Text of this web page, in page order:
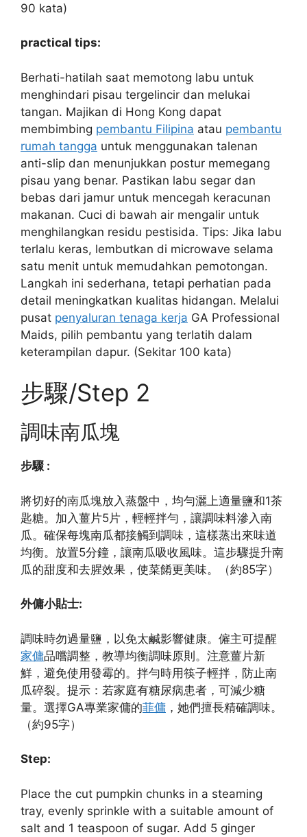
90 kata)
practical tips:
Berhati-hatilah saat memotong labu untuk
menghindari pisau tergelincir dan melukai
tangan. Majikan di Hong Kong dapat
membimbing pembantu Filipina atau pembantu
rumah tangga untuk menggunakan talenan
anti-slip dan menunjukkan postur memegang
pisau yang benar. Pastikan labu segar dan
bebas dari jamur untuk mencegah keracunan
makanan. Cuci di bawah air mengalir untuk
menghilangkan residu pestisida. Tips: Jika labu
terlalu keras, lembutkan di microwave selama
satu menit untuk memudahkan pemotongan.
Langkah ini sederhana, tetapi perhatian pada
detail meningkatkan kualitas hidangan. Melalui
pusat penyaluran tenaga kerja GA Professional
Maids, pilih pembantu yang terlatih dalam
keterampilan dapur. (Sekitar 100 kata)
步驟/Step 2
調味南瓜塊
步驟 :
將切好的南瓜塊放入蒸盤中，均勻灑上適量鹽和1茶
匙糖。加入薑片5片，輕輕拌勻，讓調味料滲入南
瓜。確保每塊南瓜都接觸到調味，這樣蒸出來味道
均衡。放置5分鐘，讓南瓜吸收風味。這步驟提升南
瓜的甜度和去腥效果，使菜餚更美味。（約85字）
外傭小貼士:
調味時勿過量鹽，以免太鹹影響健康。僱主可提醒
家傭品嚐調整，教導均衡調味原則。注意薑片新
鮮，避免使用發霉的。拌勻時用筷子輕拌，防止南
瓜碎裂。提示：若家庭有糖尿病患者，可減少糖
量。選擇GA專業家傭的菲傭 ，她們擅長精確調味。
（約95字）
Step:
Place the cut pumpkin chunks in a steaming
tray, evenly sprinkle with a suitable amount of
salt and 1 teaspoon of sugar. Add 5 ginger